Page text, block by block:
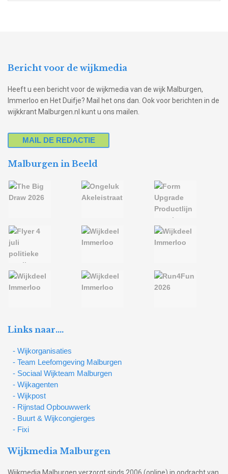
Bericht voor de wijkmedia
Heeft u een bericht voor de wijkmedia van de wijk Malburgen,
Immerloo en Het Duifje? Mail het ons dan. Ook voor berichten in de
wijkkrant Malburgen.nl kunt u ons mailen.
MAIL DE REDACTIE
Malburgen in Beeld
Links naar….
- Wijkorganisaties
- Team Leefomgeving Malburgen
- Sociaal Wijkteam Malburgen
- Wijkagenten
- Wijkpost
- Rijnstad Opbouwwerk
- Buurt & Wijkcongierges
- Fixi
Wijkmedia Malburgen